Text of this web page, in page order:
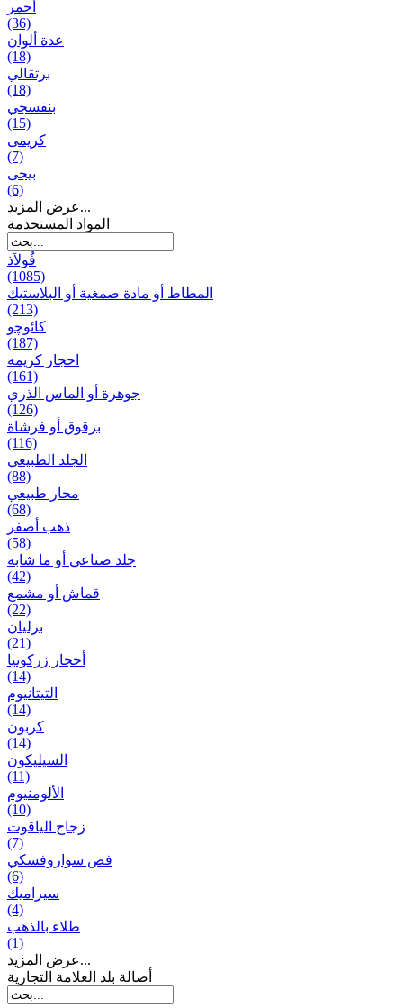
أحمر
(36)
عدة ألوان
(18)
برتقالي
(18)
بنفسجي
(15)
کریمی
(7)
بيجی
(6)
عرض المزيد...
المواد المستخدمة
فُولاَذ
(1085)
المطاط أو مادة صمغية أو البلاستيك
(213)
کائوچو
(187)
احجار کریمه
(161)
جوهرة أو الماس الذري
(126)
برقوق أو فرشاة
(116)
الجلد الطبيعي
(88)
محار طبيعي
(68)
ذهب أصفر
(58)
جلد صناعي أو ما شابه
(42)
قماش أو مشمع
(22)
برلیان
(21)
أحجار زركونيا
(14)
التيتانيوم
(14)
كربون
(14)
السيليكون
(11)
الألومنيوم
(10)
زجاج الياقوت
(7)
فص سواروفسكي
(6)
سيراميك
(4)
طلاء بالذهب
(1)
عرض المزيد...
أصالة بلد العلامة التجارية